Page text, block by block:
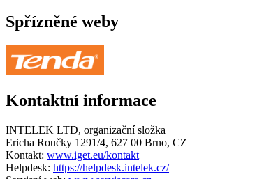
Spřízněné weby
Kontaktní informace
INTELEK LTD, organizační složka
Ericha Roučky 1291/4, 627 00 Brno, CZ
Kontakt: www.iget.eu/kontakt
Helpdesk: https://helpdesk.intelek.cz/